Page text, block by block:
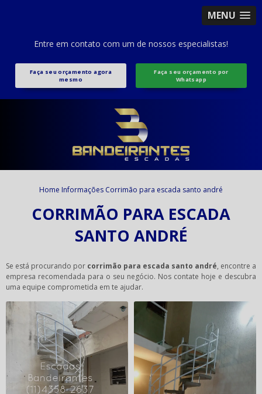
MENU
Entre em contato com um de nossos especialistas!
Faça seu orçamento agora
mesmo
Faça seu orçamento por
Whatsapp
Home Informações Corrimão para escada santo andré
CORRIMÃO PARA ESCADA
SANTO ANDRÉ
Se está procurando por corrimão para escada santo andré, encontre a
empresa recomendada para o seu negócio. Nos contate hoje e descubra
uma equipe comprometida em te ajudar.